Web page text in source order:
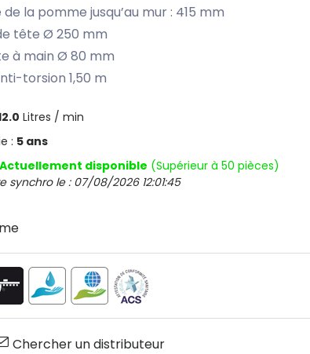
de la pomme jusqu’au mur : 415 mm
tête Ø 250 mm
à main Ø 80 mm
torsion 1,50 m
Litres / min
: 5 ans
Actuellement disponible (Supérieur à 50 pièces)
synchro le : 07/08/2026 12:01:45
Chercher un distributeur